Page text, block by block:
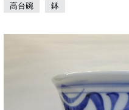
高台碗 鉢